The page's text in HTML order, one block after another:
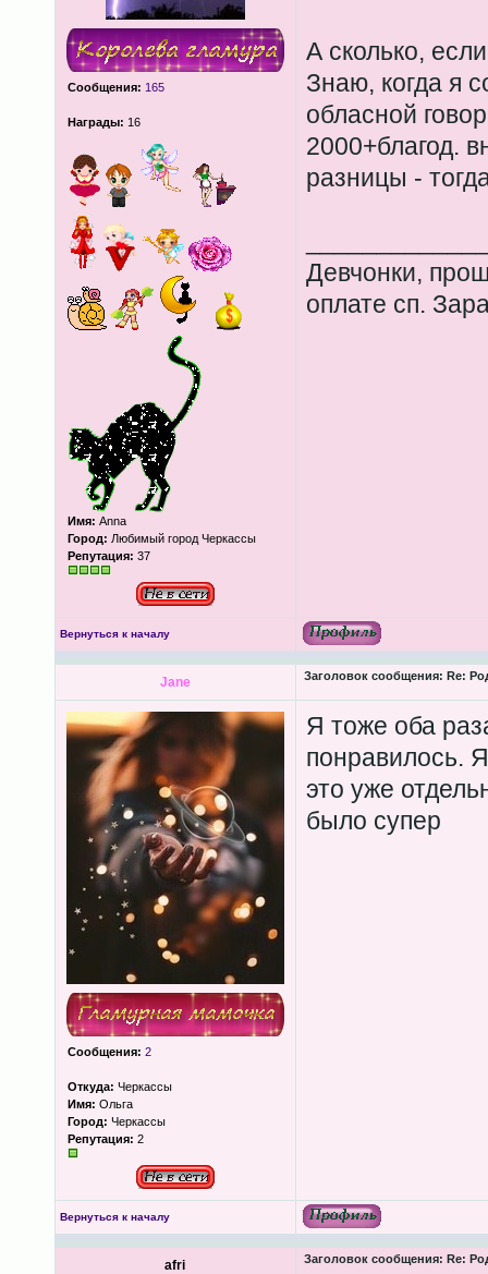
Сообщения: 165
Награды: 16
Имя: Anna
Город: Любимый город Черкассы
Репутация: 37
А сколько,
Знаю, когда я
обласной
2000+благод.
разницы -
Девчонки,
оплате сп.
Вернуться к началу
Jane Заголовок сообщения: Re:
Сообщения: 2
Откуда: Черкассы
Имя: Ольга
Город: Черкассы
Репутация: 2
Я тоже оба
понравилось.
это уже
было супер
Вернуться к началу
afri Заголовок сообщения: Re: